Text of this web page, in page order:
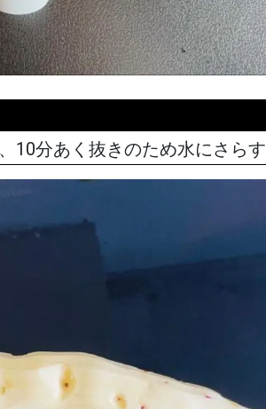
10分あく抜きのため水にさらす